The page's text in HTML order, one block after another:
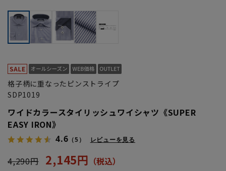
格子柄に重なったピンストライプ
SDP1019
ワイドカラースタイリッシュワイシャツ《SUPER
EASY IRON》
4.6 （5） レビューを見る
4,290円 2,145円